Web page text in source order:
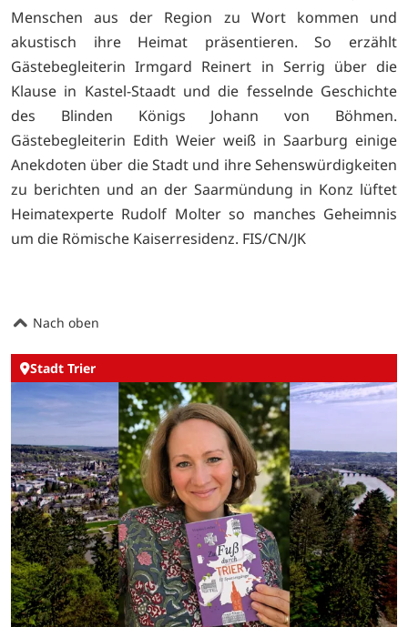
Menschen aus der Region zu Wort kommen und
akustisch ihre Heimat präsentieren. So erzählt
Gästebegleiterin Irmgard Reinert in Serrig über die
Klause in Kastel-Staadt und die fesselnde Geschichte
des Blinden Königs Johann von Böhmen.
Gästebegleiterin Edith Weier weiß in Saarburg einige
Anekdoten über die Stadt und ihre Sehenswürdigkeiten
zu berichten und an der Saarmündung in Konz lüftet
Heimatexperte Rudolf Molter so manches Geheimnis
um die Römische Kaiserresidenz. FIS/CN/JK
Nach oben
Stadt Trier